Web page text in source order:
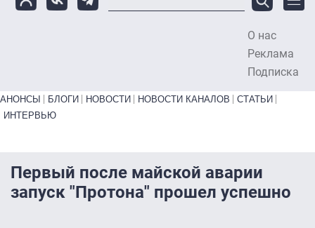
О нас
Реклама
Подписка
Primary links bottom
АНОНСЫ БЛОГИ НОВОСТИ НОВОСТИ КАНАЛОВ
СТАТЬИ
ИНТЕРВЬЮ
Первый после майской аварии
запуск "Протона" прошел успешно